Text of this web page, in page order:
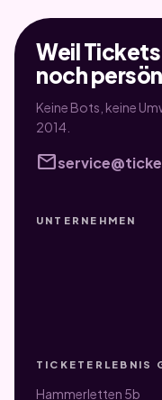
Weil
noch
Keine Bots, keine
2014.
mail
UNTERNEHMEN
TICKETERLEBNIS
Hammerletten 5b